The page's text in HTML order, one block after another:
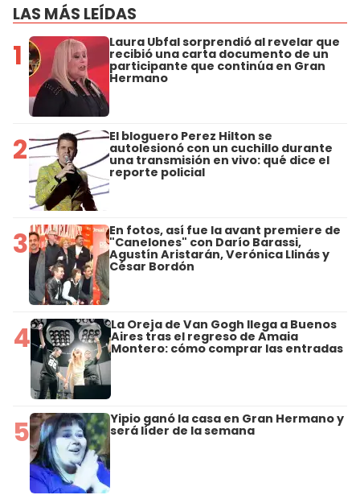
LAS MÁS LEÍDAS
1 Laura Ubfal sorprendió al revelar que
recibió una carta documento de un
participante que continúa en Gran
Hermano
2 El bloguero Perez Hilton se
autolesionó con un cuchillo durante
una transmisión en vivo: qué dice el
reporte policial
3 En fotos, así fue la avant premiere de
"Canelones" con Darío Barassi,
Agustín Aristarán, Verónica Llinás y
César Bordón
4 La Oreja de Van Gogh llega a Buenos
Aires tras el regreso de Amaia
Montero: cómo comprar las entradas
5 Yipio ganó la casa en Gran Hermano y
será líder de la semana